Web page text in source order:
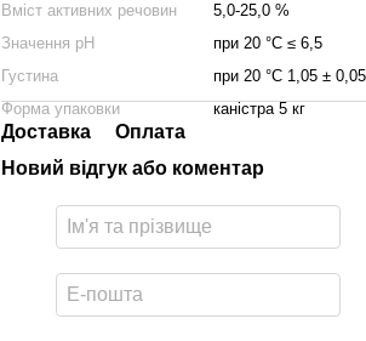
Вміст активних речовин
5,0-25,0 %
Значення рН
при 20 °С ≤ 6,5
Густина
при 20 °С 1,05 ±
Форма упаковки
каністра 5 кг
Доставка
Оплата
Новий відгук або коментар